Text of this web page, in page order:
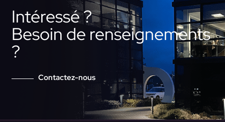
Intéressé ?
Besoin de renseignements
?
Contactez-nous